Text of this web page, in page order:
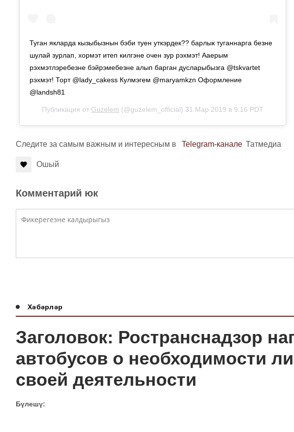
Туган якларда кызыбызнын бэби туен уткэрдек?? барлык туганнарга безне
шулай зурлап, хормэт итеп килгэне очен зур рэхмэт! Ааерым
рэхмэтлэребезне бэйрэмебезне алып барган дусларыбызга @tskvartet
рэхмэт! Торт @lady_cakess Кулмэгем @maryamkzn Оформление
@landsh81
Публикация от Guzelem (@guzelem_official) 31 Мар 2019 в 9:16 PDT
Следите за самым важным и интересным в Telegram-канале Татмедиа
Ошый
Комментарий юк
Хәбәрләр
Заголовок: Ространснадзор
автобусов о необходимости
своей деятельности
Бүлешү: